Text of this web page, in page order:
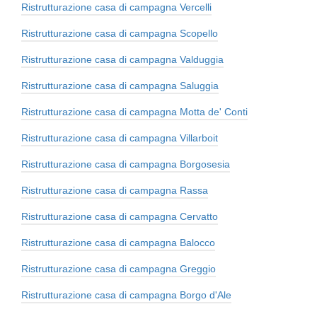
Ristrutturazione casa di campagna Vercelli
Ristrutturazione casa di campagna Scopello
Ristrutturazione casa di campagna Valduggia
Ristrutturazione casa di campagna Saluggia
Ristrutturazione casa di campagna Motta de' Conti
Ristrutturazione casa di campagna Villarboit
Ristrutturazione casa di campagna Borgosesia
Ristrutturazione casa di campagna Rassa
Ristrutturazione casa di campagna Cervatto
Ristrutturazione casa di campagna Balocco
Ristrutturazione casa di campagna Greggio
Ristrutturazione casa di campagna Borgo d'Ale